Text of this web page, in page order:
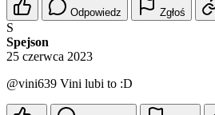
Odpowiedz Zgłoś
S
Spejson
25 czerwca 2023
@vini639 Vini lubi to :D